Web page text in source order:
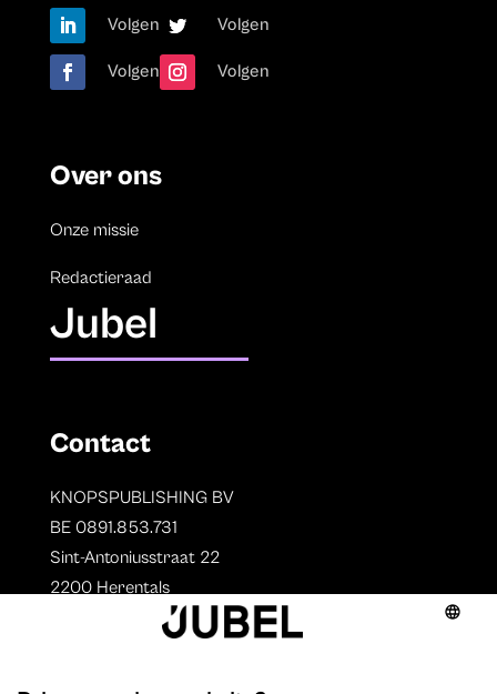
Volgen Volgen
Volgen Volgen
Over ons
Onze missie
Redactieraad
Jubel
Contact
KNOPSPUBLISHING BV
BE 0891.853.731
Sint-Antoniusstraat 22
2200 Herentals